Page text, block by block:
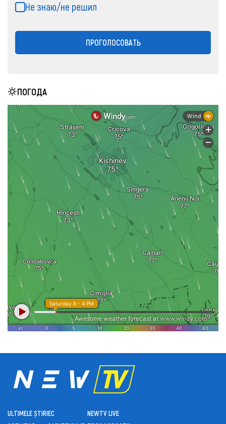
Не знаю/не решил
ПРОГОЛОСОВАТЬ
ПОГОДА
ULTIMELE ȘTIRIЕС
NEWTV LIVE